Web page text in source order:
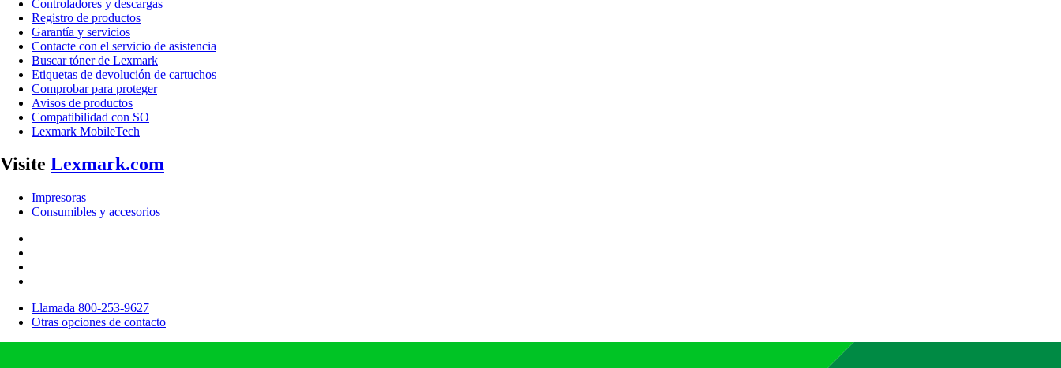
Controladores y descargas
Registro de productos
Garantía y servicios
Contacte con el servicio de asistencia
Buscar tóner de Lexmark
Etiquetas de devolución de cartuchos
Comprobar para proteger
Avisos de productos
Compatibilidad con SO
Lexmark MobileTech
Visite Lexmark.com
Impresoras
Consumibles y accesorios
Llamada 800-253-9627
Otras opciones de contacto